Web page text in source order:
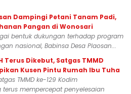
Dampingi Petani Tanam Padi,
Pangan di Wonosari
bentuk dukungan terhadap program
nasional, Babinsa Desa Plaosan...
Terus Dikebut, Satgas TMMD
Kusen Pintu Rumah Ibu Tuha
TMMD ke-129 Kodim
terus mempercepat penyelesaian